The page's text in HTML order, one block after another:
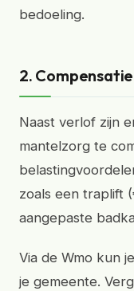
bedoeling.
2.
Naast verlof zijn
mantelzorg te
zoals een traplift
aangepaste
Via de Wmo kun
je gemeente.